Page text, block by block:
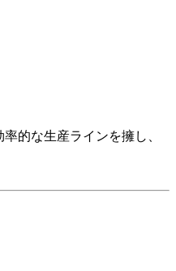
的な生産ラインを擁し、